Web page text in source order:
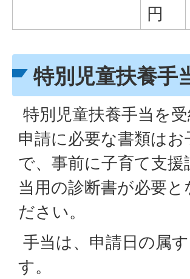
円
特別児童扶養手
特別児童扶養手当を
申請に必要な書類は
で、事前に子育て支
当用の診断書が必要
ださい。
手当は、申請日の属
す。